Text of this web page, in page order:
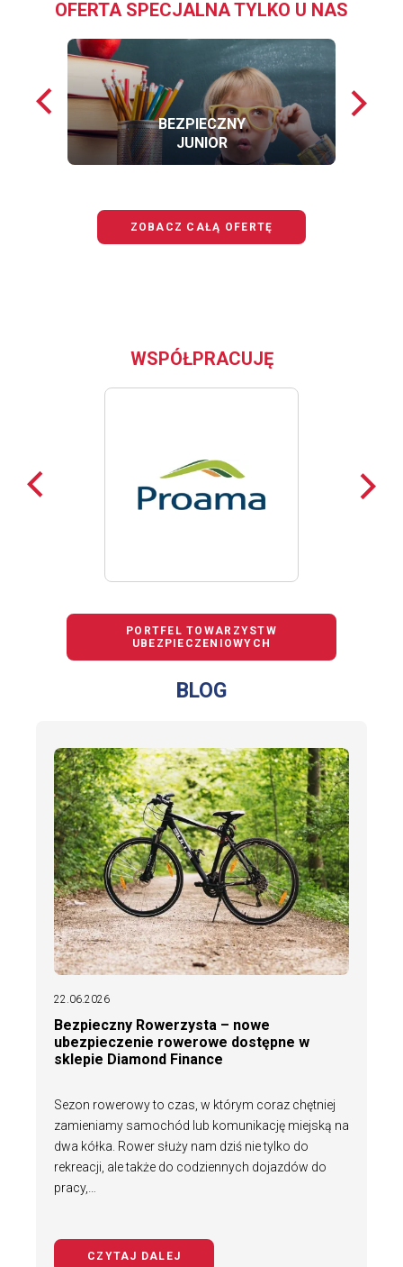
OFERTA SPECJALNA TYLKO U NAS
Poprzednie
loga
BEZPIECZNY
JUNIOR
loga
ZOBACZ CAŁĄ OFERTĘ
WSPÓŁPRACUJĘ
Poprzednie
loga
loga
PORTFEL TOWARZYSTW
UBEZPIECZENIOWYCH
BLOG
22.06.2026
Bezpieczny Rowerzysta – nowe
ubezpieczenie rowerowe dostępne w
sklepie Diamond Finance
Sezon rowerowy to czas, w którym coraz chętniej
zamieniamy samochód lub komunikację miejską na
dwa kółka. Rower służy nam dziś nie tylko do
rekreacji, ale także do codziennych dojazdów do
pracy,…
CZYTAJ DALEJ